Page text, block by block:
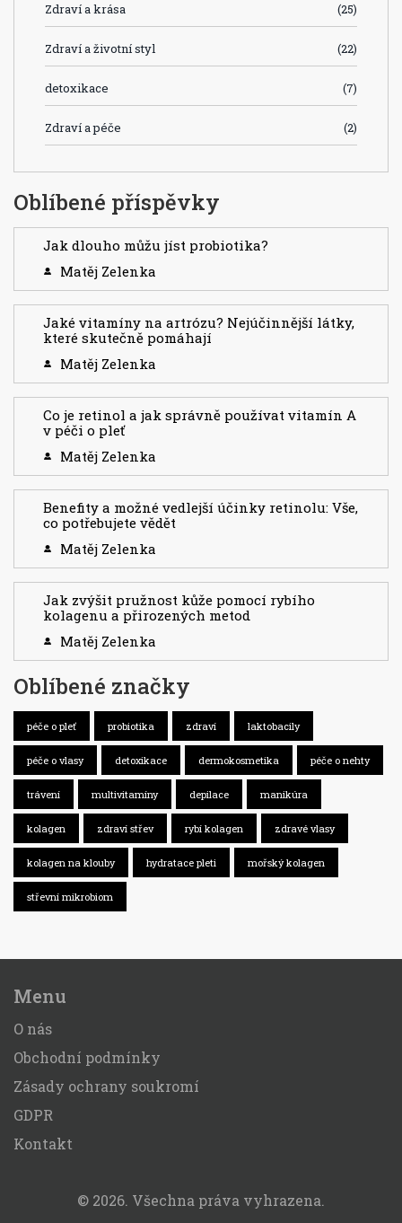
Zdraví a krása (25)
Zdraví a životní styl (22)
detoxikace (7)
Zdraví a péče (2)
Oblíbené příspěvky
Jak dlouho můžu jíst probiotika?
Matěj Zelenka
Jaké vitamíny na artrózu? Nejúčinnější látky,
které skutečně pomáhají
Matěj Zelenka
Co je retinol a jak správně používat vitamín A
v péči o pleť
Matěj Zelenka
Benefity a možné vedlejší účinky retinolu: Vše,
co potřebujete vědět
Matěj Zelenka
Jak zvýšit pružnost kůže pomocí rybího
kolagenu a přirozených metod
Matěj Zelenka
Oblíbené značky
péče o pleť probiotika zdraví laktobacily
péče o vlasy detoxikace dermokosmetika péče o nehty
trávení multivitamíny depilace manikúra
kolagen zdraví střev rybí kolagen zdravé vlasy
kolagen na klouby hydratace pleti mořský kolagen
střevní mikrobiom
Menu
O nás
Obchodní podmínky
Zásady ochrany soukromí
GDPR
Kontakt
© 2026. Všechna práva vyhrazena.